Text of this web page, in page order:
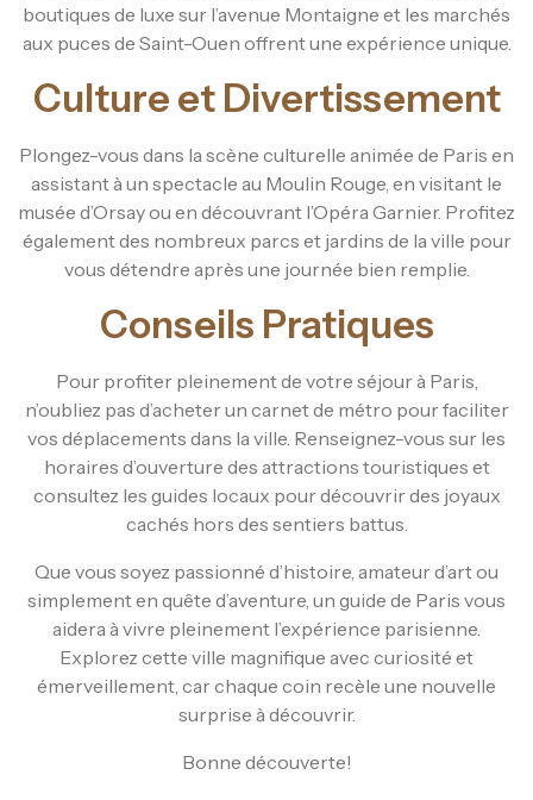
boutiques de luxe sur l’avenue Montaigne et les marchés
aux puces de Saint-Ouen offrent une expérience unique.
Culture et Divertissement
Plongez-vous dans la scène culturelle animée de Paris en
assistant à un spectacle au Moulin Rouge, en visitant le
musée d’Orsay ou en découvrant l’Opéra Garnier. Profitez
également des nombreux parcs et jardins de la ville pour
vous détendre après une journée bien remplie.
Conseils Pratiques
Pour profiter pleinement de votre séjour à Paris,
n’oubliez pas d’acheter un carnet de métro pour faciliter
vos déplacements dans la ville. Renseignez-vous sur les
horaires d’ouverture des attractions touristiques et
consultez les guides locaux pour découvrir des joyaux
cachés hors des sentiers battus.
Que vous soyez passionné d’histoire, amateur d’art ou
simplement en quête d’aventure, un guide de Paris vous
aidera à vivre pleinement l’expérience parisienne.
Explorez cette ville magnifique avec curiosité et
émerveillement, car chaque coin recèle une nouvelle
surprise à découvrir.
Bonne découverte!